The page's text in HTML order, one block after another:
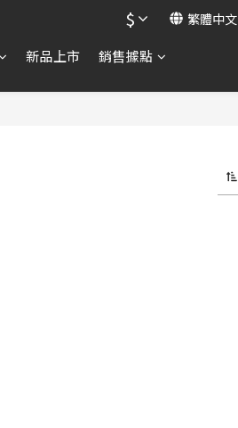
$ 繁體中文
新品上市 銷售據點